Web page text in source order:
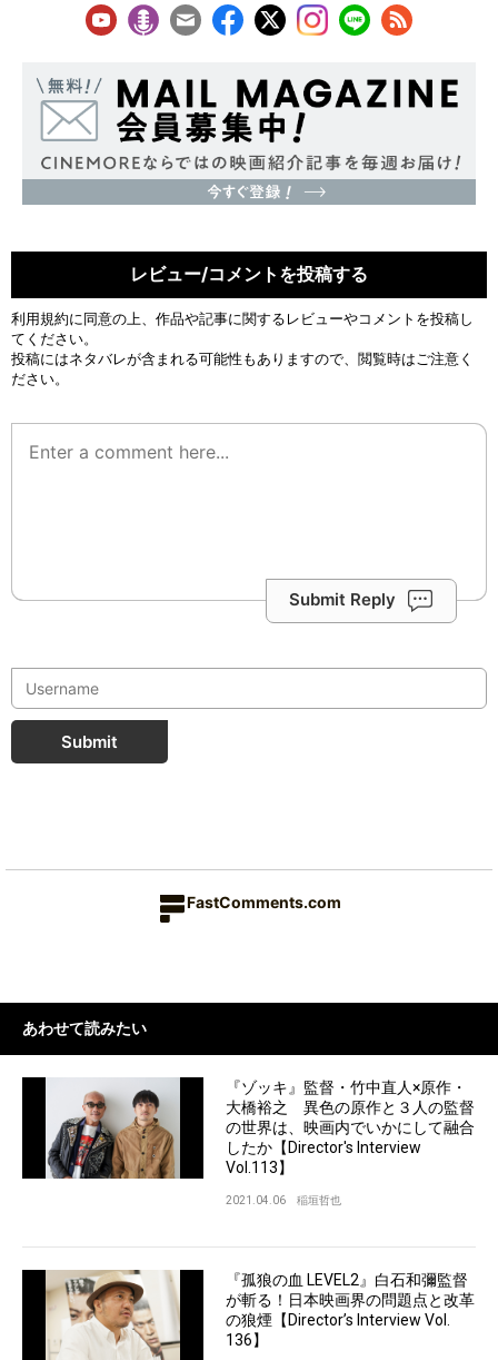
レビュー/コメントを投稿する
利用規約に同意の上、作品や記事に関するレビューやコメントを投稿し
てください。
投稿にはネタバレが含まれる可能性もありますので、閲覧時はご注意く
ださい。
Submit Reply
Submit
FastComments.com
あわせて読みたい
『ゾッキ』監督・竹中直人×原作・
大橋裕之 異色の原作と３人の監督
の世界は、映画内でいかにして融合
したか【Director's Interview
Vol.113】
2021.04.06 稲垣哲也
『孤狼の血 LEVEL2』白石和彌監督
が斬る！日本映画界の問題点と改革
の狼煙【Director’s Interview Vol.
136】